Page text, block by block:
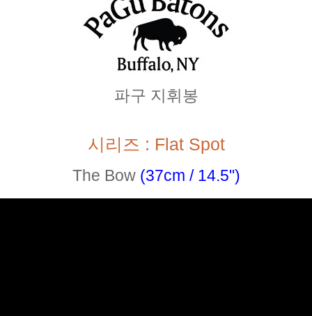
파구 지휘봉
시리즈 : Flat Spot
The Bow (37cm / 14.5")